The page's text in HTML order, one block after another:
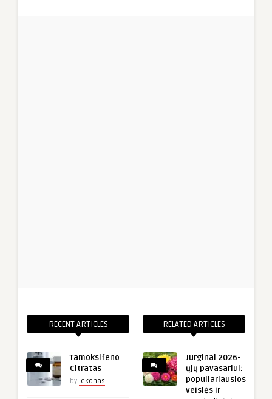
RECENT ARTICLES
Tamoksifeno
Citratas
by lekonas
RELATED ARTICLES
Jurginai 2026-
ųjų pavasariui:
populiariausios
veislės ir